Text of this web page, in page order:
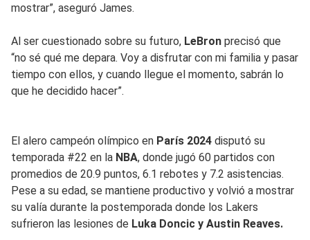
mostrar”, aseguró James.
Al ser cuestionado sobre su futuro, LeBron precisó que
“no sé qué me depara. Voy a disfrutar con mi familia y pasar
tiempo con ellos, y cuando llegue el momento, sabrán lo
que he decidido hacer”.
El alero campeón olímpico en París 2024 disputó su
temporada #22 en la NBA, donde jugó 60 partidos con
promedios de 20.9 puntos, 6.1 rebotes y 7.2 asistencias.
Pese a su edad, se mantiene productivo y volvió a mostrar
su valía durante la postemporada donde los Lakers
sufrieron las lesiones de Luka Doncic y Austin Reaves.